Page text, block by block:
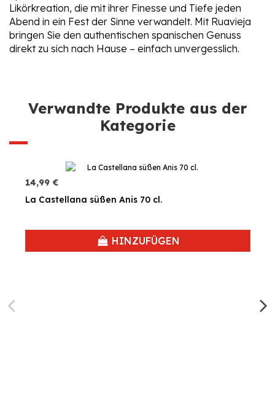
Likörkreation, die mit ihrer Finesse und Tiefe jeden
Abend in ein Fest der Sinne verwandelt. Mit Ruavieja
bringen Sie den authentischen spanischen Genuss
direkt zu sich nach Hause – einfach unvergesslich.
Verwandte Produkte aus der
Kategorie
14,99 €
La Castellana süßen Anis 70 cl.
HINZUFÜGEN